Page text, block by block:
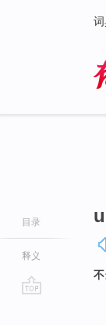
目录
释义